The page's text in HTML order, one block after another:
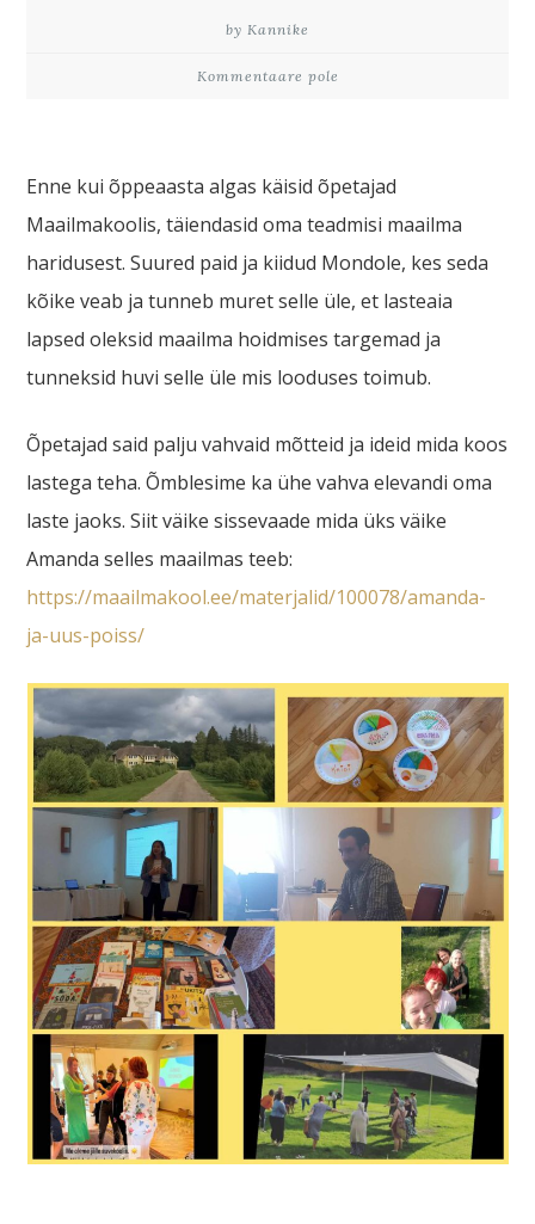
by Kannike
Kommentaare pole
Enne kui õppeaasta algas käisid õpetajad
Maailmakoolis, täiendasid oma teadmisi maailma
haridusest. Suured paid ja kiidud Mondole, kes seda
kõike veab ja tunneb muret selle üle, et lasteaia
lapsed oleksid maailma hoidmises targemad ja
tunneksid huvi selle üle mis looduses toimub.
Õpetajad said palju vahvaid mõtteid ja ideid mida koos
lastega teha. Õmblesime ka ühe vahva elevandi oma
laste jaoks. Siit väike sissevaade mida üks väike
Amanda selles maailmas teeb:
https://maailmakool.ee/materjalid/100078/amanda-
ja-uus-poiss/